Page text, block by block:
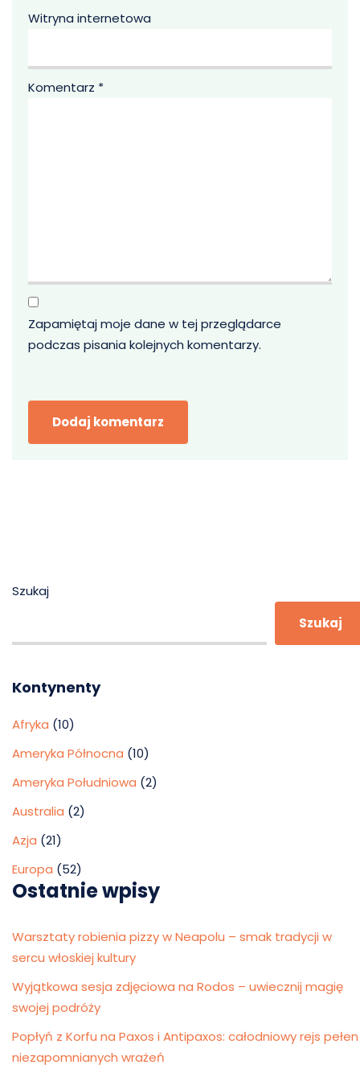
Witryna internetowa
Komentarz *
Zapamiętaj moje dane w tej przeglądarce
podczas pisania kolejnych komentarzy.
Szukaj
Szukaj
Kontynenty
Afryka (10)
Ameryka Północna (10)
Ameryka Południowa (2)
Australia (2)
Azja (21)
Europa (52)
Ostatnie wpisy
Warsztaty robienia pizzy w Neapolu – smak tradycji w
sercu włoskiej kultury
Wyjątkowa sesja zdjęciowa na Rodos – uwiecznij magię
swojej podróży
Popłyń z Korfu na Paxos i Antipaxos: całodniowy rejs pełen
niezapomnianych wrażeń